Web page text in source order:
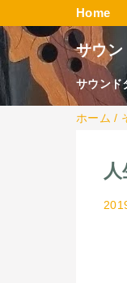
Home
サウン
サウンド
ホーム /